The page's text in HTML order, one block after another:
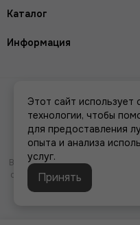
Каталог
Информация
2026 © Кружево и
Вся представленная на сайте
стоимости товаров и услуг,
каких условиях не
Этот сайт использует
технологии, чтобы
для предоставления
опыта и анализа
услуг.
Принять